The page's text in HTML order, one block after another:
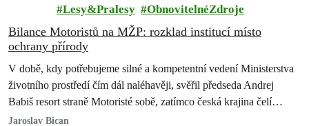
Lesy&Pralesy
ObnovitelnéZdroje
Bilance Motoristů na MŽP: rozklad institucí místo
ochrany přírody
V době, kdy potřebujeme silné a kompetentní vedení Ministerstva
životního prostředí čím dál naléhavěji, svěřil předseda Andrej
Babiš resort straně Motoristé sobě, zatímco česká krajina čelí
suchu, erozi půdy, úbytku…
Jaroslav Bican